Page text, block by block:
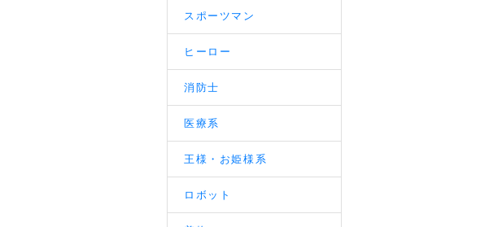
スポーツマン
ヒーロー
消防士
医療系
王様・お姫様系
ロボット